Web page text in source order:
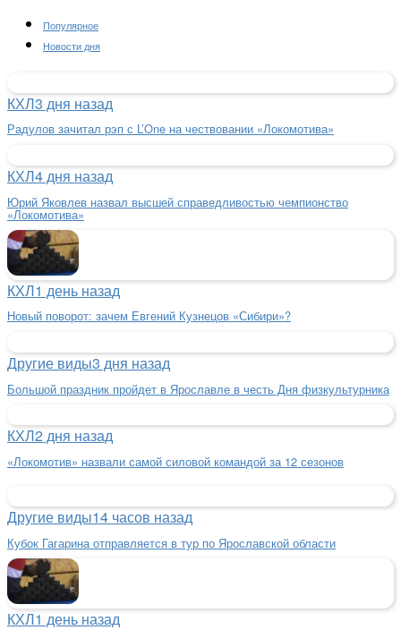
Популярное
Новости дня
КХЛ3 дня назад
Радулов зачитал рэп с L’One на чествовании «Локомотива»
КХЛ4 дня назад
Юрий Яковлев назвал высшей справедливостью чемпионство
«Локомотива»
КХЛ1 день назад
Новый поворот: зачем Евгений Кузнецов «Сибири»?
Другие виды3 дня назад
Большой праздник пройдет в Ярославле в честь Дня физкультурника
КХЛ2 дня назад
«Локомотив» назвали самой силовой командой за 12 сезонов
Другие виды14 часов назад
Кубок Гагарина отправляется в тур по Ярославской области
КХЛ1 день назад